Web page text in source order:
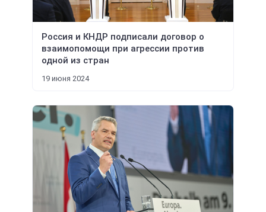
Россия и КНДР подписали договор о
взаимопомощи при агрессии против
одной из стран
19 июня 2024